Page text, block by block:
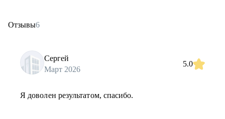
Отзывы6
Сергей
Март 2026
5.0
Я доволен результатом, спасибо.